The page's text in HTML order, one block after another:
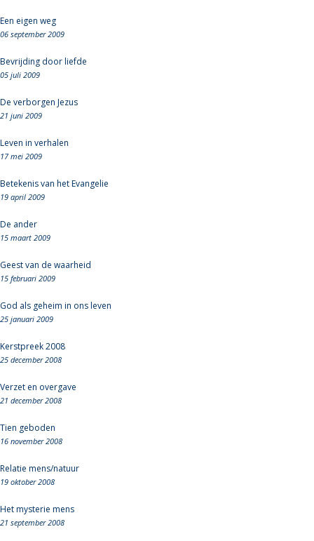
Een eigen weg
06 september 2009
Bevrijding door liefde
05 juli 2009
De verborgen Jezus
21 juni 2009
Leven in verhalen
17 mei 2009
Betekenis van het Evangelie
19 april 2009
De ander
15 maart 2009
Geest van de waarheid
15 februari 2009
God als geheim in ons leven
25 januari 2009
Kerstpreek 2008
25 december 2008
Verzet en overgave
21 december 2008
Tien geboden
16 november 2008
Relatie mens/natuur
19 oktober 2008
Het mysterie mens
21 september 2008